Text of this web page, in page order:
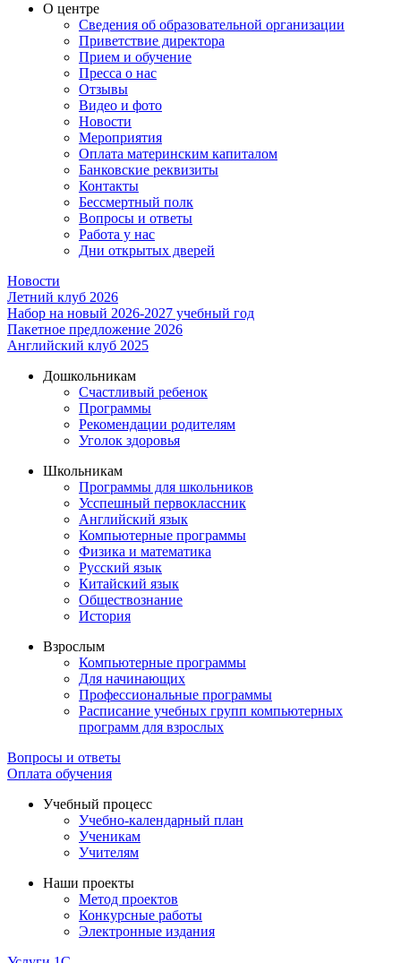
О центре
Сведения об образовательной организации
Приветствие директора
Прием и обучение
Пресса о нас
Отзывы
Видео и фото
Новости
Мероприятия
Оплата материнским капиталом
Банковские реквизиты
Контакты
Бессмертный полк
Вопросы и ответы
Работа у нас
Дни открытых дверей
Новости
Летний клуб 2026
Набор на новый 2026-2027 учебный год
Пакетное предложение 2026
Английский клуб 2025
Дошкольникам
Счастливый ребенок
Программы
Рекомендации родителям
Уголок здоровья
Школьникам
Программы для школьников
Усспешный первоклассник
Английский язык
Компьютерные программы
Физика и математика
Русский язык
Китайский язык
Обществознание
История
Взрослым
Компьютерные программы
Для начинающих
Профессиональные программы
Расписание учебных групп компьютерных
программ для взрослых
Вопросы и ответы
Оплата обучения
Учебный процесс
Учебно-календарный план
Ученикам
Учителям
Наши проекты
Метод проектов
Конкурсные работы
Электронные издания